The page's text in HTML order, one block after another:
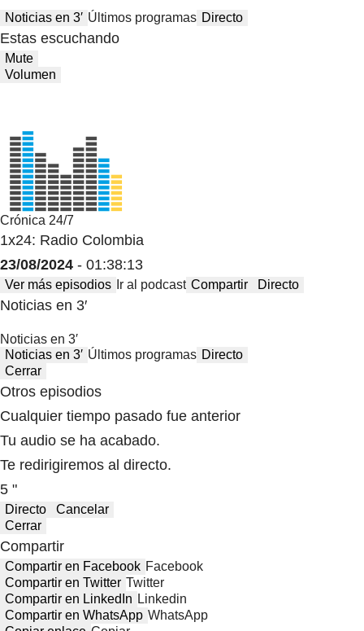
Noticias en 3′ Últimos programas Directo
Estas escuchando
Mute
Volumen
Crónica 24/7
1x24: Radio Colombia
23/08/2024 - 01:38:13
Ver más episodios Ir al podcast Compartir Directo
Noticias en 3′
Noticias en 3′
Noticias en 3′ Últimos programas Directo
Cerrar
Otros episodios
Cualquier tiempo pasado fue anterior
Tu audio se ha acabado.
Te redirigiremos al directo.
5 "
Directo
Cancelar
Cerrar
Compartir
Compartir en Facebook Facebook
Compartir en Twitter Twitter
Compartir en LinkedIn Linkedin
Compartir en WhatsApp WhatsApp